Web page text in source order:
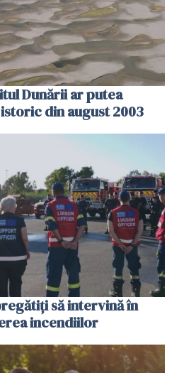
Dunării ar putea
din august 2003
să intervină în
incendiilor